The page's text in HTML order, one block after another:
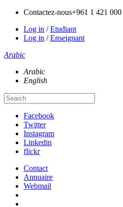
Contactez-nous+961 1 421 000
Log in /Etudiant
Log in /Enseignant
Arabic
Arabic
English
Facebook
Twitter
Instagram
Linkedin
flickr
Contact
Annuaire
Webmail